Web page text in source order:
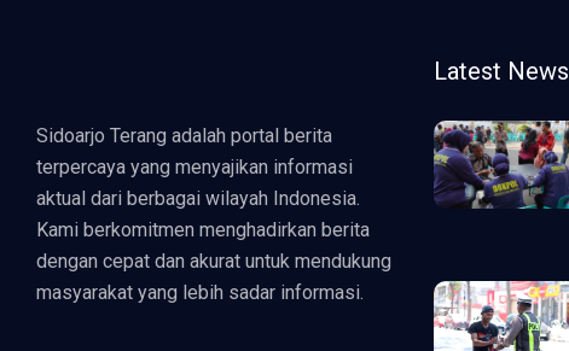
Sidoarjo Terang adalah portal berita
terpercaya yang menyajikan informasi
aktual dari berbagai wilayah Indonesia.
Kami berkomitmen menghadirkan berita
dengan cepat dan akurat untuk mendukung
masyarakat yang lebih sadar informasi.
Latest News